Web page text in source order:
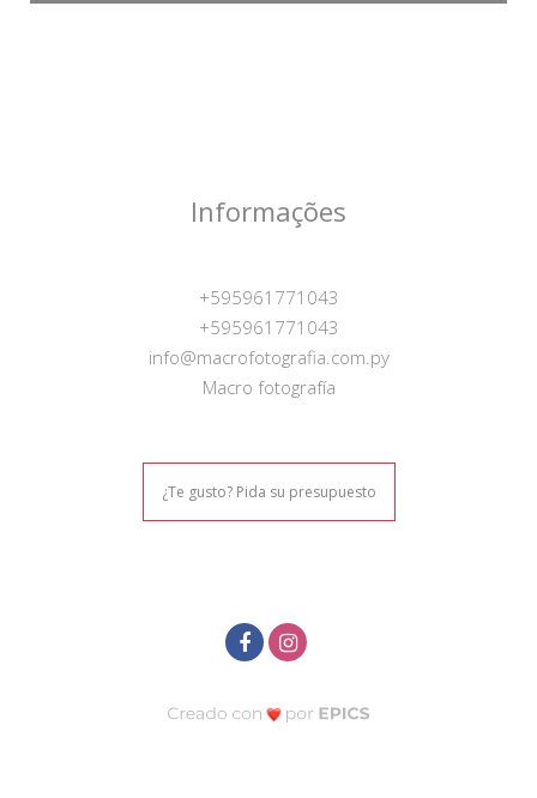
Informações
+595961771043
+595961771043
info@macrofotografia.com.py
Macro fotografía
¿Te gusto? Pida su presupuesto